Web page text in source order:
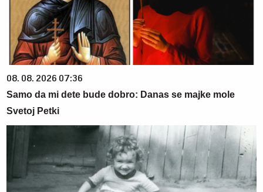
08. 08. 2026 07:36
Samo da mi dete bude dobro: Danas se majke mole
Svetoj Petki